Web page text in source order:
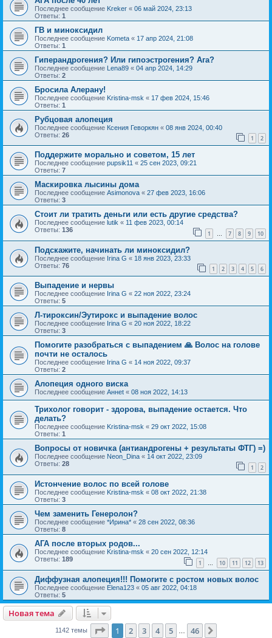
Последнее сообщение Kreker « 06 май 2024, 23:13
Ответы: 1
ГВ и миноксидил
Последнее сообщение Kometa « 17 апр 2024, 21:08
Ответы: 1
Гиперандрогения? Или гипоэстрогения? Ага?
Последнее сообщение Lena89 « 04 апр 2024, 14:29
Ответы: 2
Бросила Алерану!
Последнее сообщение Kristina-msk « 17 фев 2024, 15:46
Ответы: 1
Рубцовая алопеция
Последнее сообщение Ксения Геворкян « 08 янв 2024, 00:40
Ответы: 26 1 2
Поддержите морально и советом, 15 лет
Последнее сообщение pupsik11 « 25 сен 2023, 09:21
Ответы: 7
Маскировка лысины дома
Последнее сообщение Asimonova « 27 фев 2023, 16:06
Ответы: 3
Стоит ли тратить деньги или есть другие средства?
Последнее сообщение lutik « 11 фев 2023, 00:14
Ответы: 136 1 … 7 8 9 10
Подскажите, начинать ли миноксидил?
Последнее сообщение Irina G « 18 янв 2023, 23:33
Ответы: 76 1 2 3 4 5 6
Выпадение и нервы
Последнее сообщение Irina G « 22 ноя 2022, 23:24
Ответы: 5
Л-тироксин/Эутирокс и выпадение волос
Последнее сообщение Irina G « 20 ноя 2022, 18:22
Ответы: 3
Помогите разобраться с выпадением 🙏 Волос на голове
почти не осталось
Последнее сообщение Irina G « 14 ноя 2022, 09:37
Ответы: 2
Алопеция одного виска
Последнее сообщение Аннet « 08 ноя 2022, 14:13
Трихолог говорит - здорова, выпадение остается. Что
делать?
Последнее сообщение Kristina-msk « 29 окт 2022, 15:08
Ответы: 1
Вопросы от новичка (антиандрогены + результаты ФТГ) =)
Последнее сообщение Neon_Dina « 14 окт 2022, 23:09
Ответы: 28 1 2
Истончение волос по всей голове
Последнее сообщение Kristina-msk « 08 окт 2022, 21:38
Ответы: 3
Чем заменить Генеролон?
Последнее сообщение *Ирина* « 28 сен 2022, 08:36
Ответы: 8
АГА после вторых родов...
Последнее сообщение Kristina-msk « 20 сен 2022, 12:14
Ответы: 189 1 … 10 11 12 13
Диффузная алопеция!!! Помогите с ростом новых волос
Последнее сообщение Elena123 « 05 авг 2022, 04:18
Ответы: 5
Новая тема
1142 темы Страница из 46
1 2 3 4 5 46